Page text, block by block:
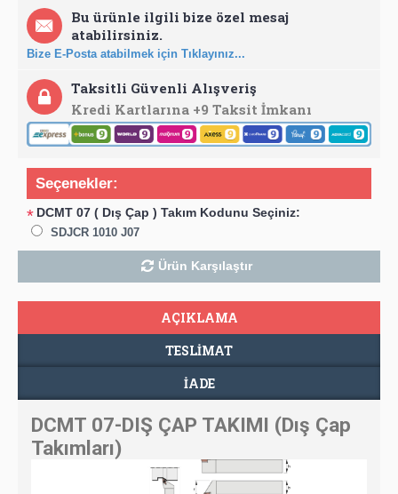
Bu ürünle ilgili bize özel mesaj
atabilirsiniz.
Bize E-Posta atabilmek için Tıklayınız...
Taksitli Güvenli Alışveriş
Kredi Kartlarına +9 Taksit İmkanı
Seçenekler:
* DCMT 07 ( Dış Çap ) Takım Kodunu Seçiniz:
SDJCR 1010 J07
Ürün Karşılaştır
AÇIKLAMA
TESLIMAT
İADE
DCMT 07-DIŞ ÇAP TAKIMI (Dış Çap
Takımları)